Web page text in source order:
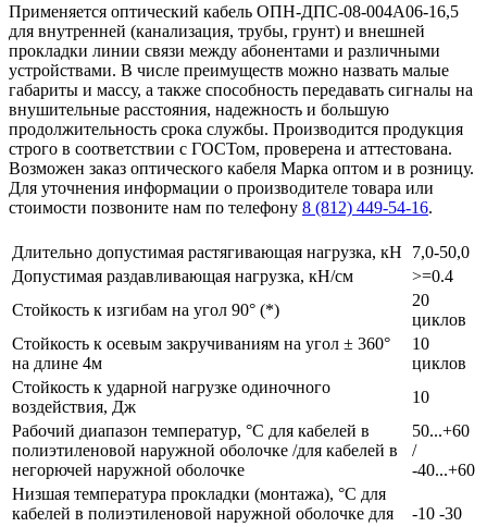
Применяется оптический кабель ОПН-ДПС-08-004А06-16,5
для внутренней (канализация, трубы, грунт) и внешней
прокладки линии связи между абонентами и различными
устройствами. В числе преимуществ можно назвать малые
габариты и массу, а также способность передавать сигналы на
внушительные расстояния, надежность и большую
продолжительность срока службы. Производится продукция
строго в соответствии с ГОСТом, проверена и аттестована.
Возможен заказ оптического кабеля Марка оптом и в розницу.
Для уточнения информации о производителе товара или
стоимости позвоните нам по телефону 8 (812) 449-54-16.
Длительно допустимая растягивающая нагрузка, кН
7,0-50,0
Допустимая раздавливающая нагрузка, кН/см
>=0.4
Стойкость к изгибам на угол 90° (*)
20
циклов
Стойкость к осевым закручиваниям на угол ± 360°
на длине 4м
10
циклов
Стойкость к ударной нагрузке одиночного
воздействия, Дж
10
Рабочий диапазон температур, °С для кабелей в
полиэтиленовой наружной оболочке /для кабелей в
негорючей наружной оболочке
50...+60
/
-40...+60
Низшая температура прокладки (монтажа), °С для
кабелей в полиэтиленовой наружной оболочке для
-10 -30